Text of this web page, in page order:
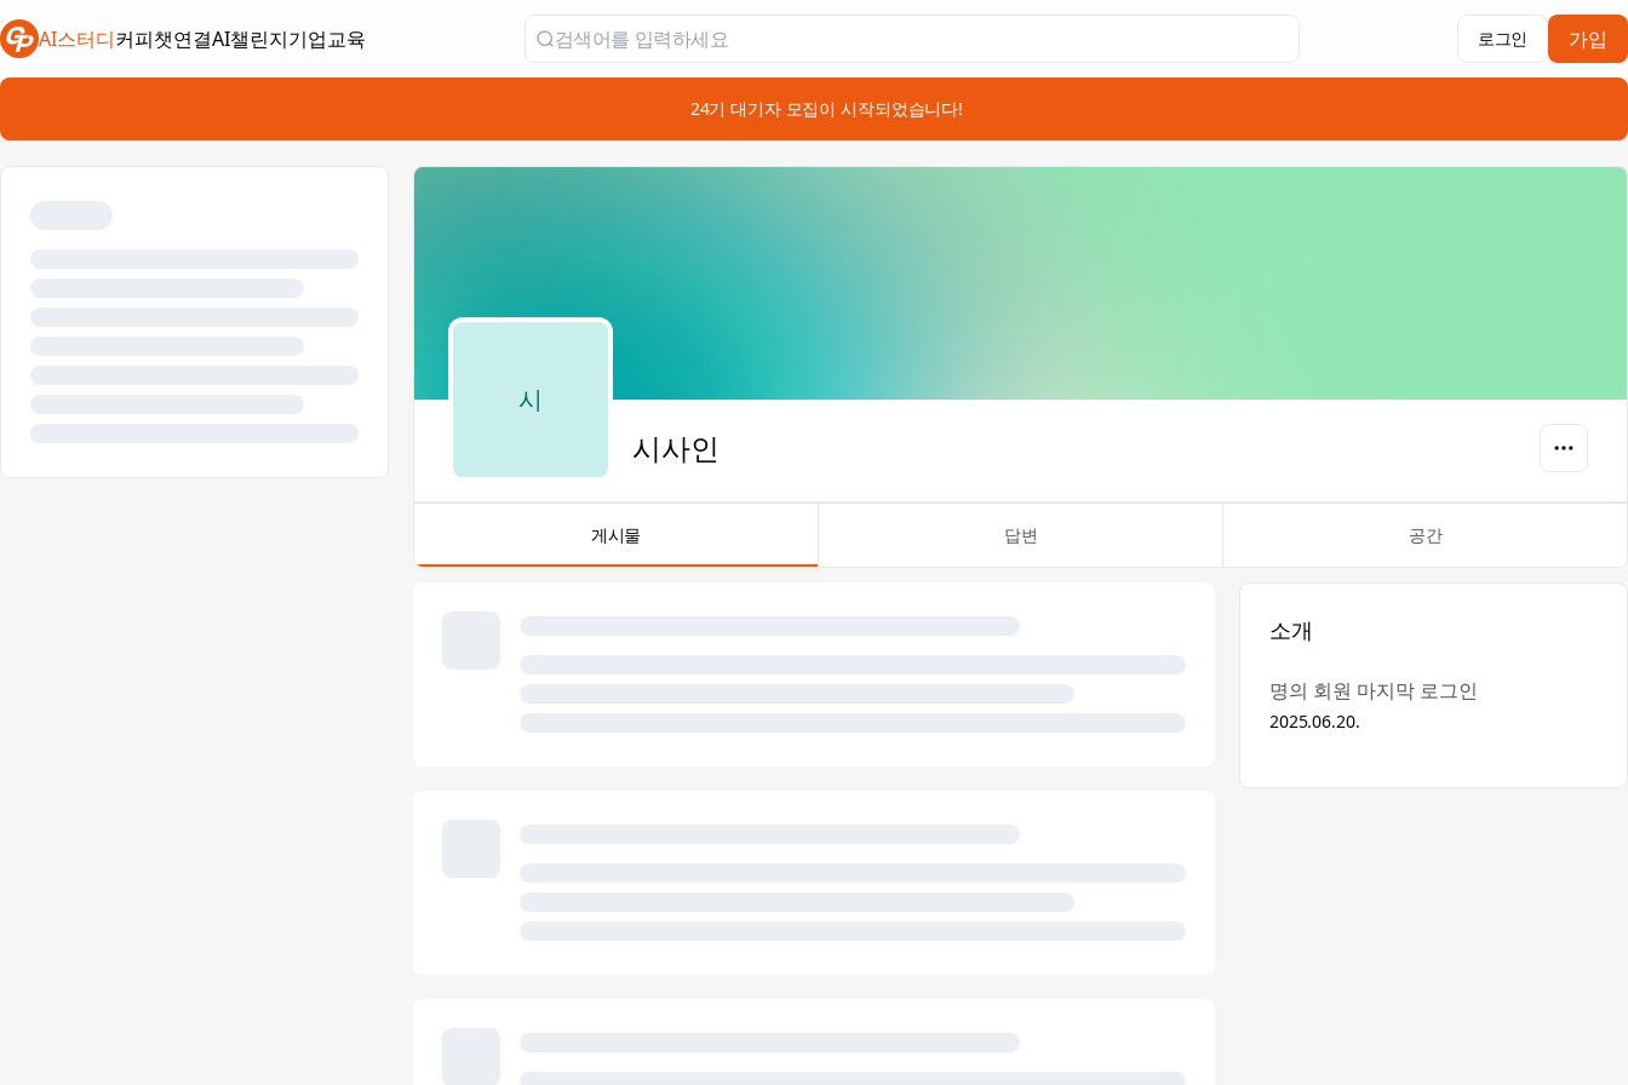
AI스터디커피챗연결
새 탭에서 열림AI챌린지
새 탭에서 열림
기업교육
새 탭에서 열림 가입
로그인
📣 24기 대기자 모집이 시작되었습니다!
시
시사인
게시물 답변 공간
소개
명의 회원 마지막 로그인
2025.06.20.